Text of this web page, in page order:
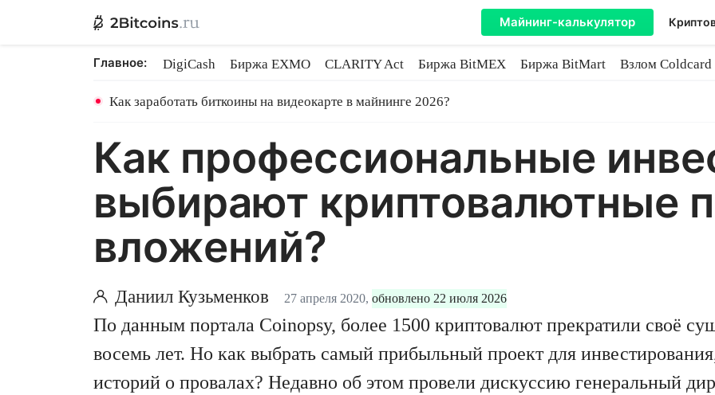
Майнинг-калькулятор
Главное: DigiCash Биржа EXMO CLARITY Act Биржа BitMEX Биржа BitMart
Взлом Coldcard
Как заработать биткоины на видеокарте в майнинге 2026?
Как профессиональные
выбирают криптовалютные
вложений?
Даниил Кузьменков 27 апреля 2020, обновлено 22 июля 2026
По данным портала Coinopsy, более 1500 криптовалют прекратили своё
восемь лет. Но как выбрать самый прибыльный проект для
историй о провалах? Недавно об этом провели дискуссию генеральный